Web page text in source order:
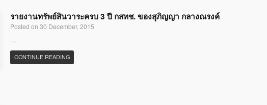
รายงานทรัพย์สินวาระครบ 3 ปี กสทช. ของสุภิญญา กลางณรงค์
Posted on 30 December, 2015
...
CONTINUE READING